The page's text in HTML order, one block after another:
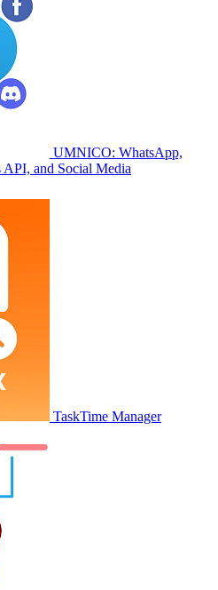
UMNICO: WhatsApp,
API, and Social Media
TaskTime Manager